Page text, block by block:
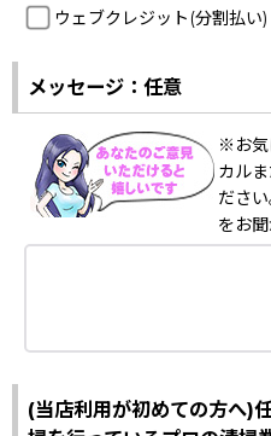
ウェブクレジット(分割払い)
メッセージ：任意
※お気
カル
ださ
をお聞
(当店利用が初めての方へ)